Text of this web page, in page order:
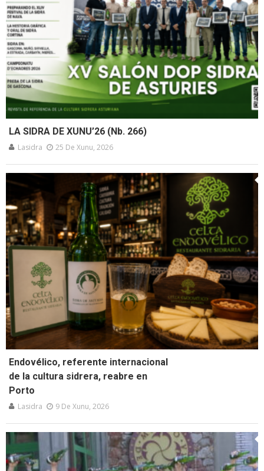
LA SIDRA DE XUNU’26 (Nb. 266)
Lasidra 25 De Xunu, 2026
Endovélico, referente internacional
de la cultura sidrera, reabre en
Porto
Lasidra 9 De Xunu, 2026